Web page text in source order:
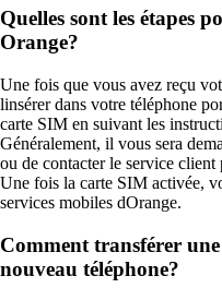
Quelles sont les étapes
Orange?
Une fois que vous avez reçu
linsérer dans votre téléphone
carte SIM en suivant les
Généralement, il vous sera
ou de contacter le service
Une fois la carte SIM activée,
services mobiles dOrange.
Comment transférer
nouveau téléphone?